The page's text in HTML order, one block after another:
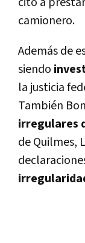
camionero.
Además de
siendo
la justicia
También
irregulares
de Quilmes,